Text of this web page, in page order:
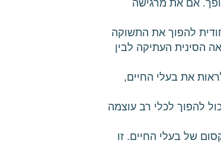
אם את מרגישה
להפוך את התשוקה
הסינית העתיקה לבין
את בעלי החיים,
להפוך לכלי רב עוצמה
של בעלי החיים. זו